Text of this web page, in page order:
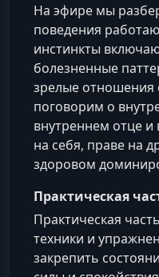
На эфире мы
поведения
инстинкты
болезненные
зрелые
поговорим о
внутреннем отце
на себя, праве на
здоровом
Практическая
Практическая
техники и
закрепить